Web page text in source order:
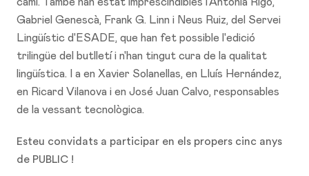
Gabriel Genescà, Frank G. Linn i Neus Ruiz, del Servei
Lingüístic d'ESADE, que han fet possible l'edició
trilingüe del butlletí i n'han tingut cura de la qualitat
lingüística. I a en Xavier Solanellas, en Lluís Hernández,
en Ricard Vilanova i en José Juan Calvo, responsables
de la vessant tecnològica.
Esteu convidats a participar en els propers cinc anys
de PUBLIC !